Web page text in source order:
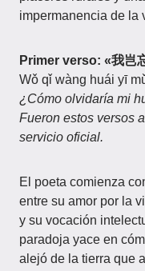
impermanencia de la
Primer verso: «我岂
Wǒ qǐ wàng huái yī
¿Cómo olvidaría mi
Fueron estos versos
servicio oficial.
El poeta comienza
entre su amor por la
y su vocación
paradoja yace en
alejó de la tierra que